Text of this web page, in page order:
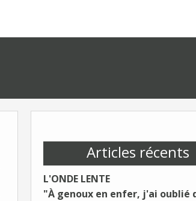
Articles récents
L'ONDE LENTE